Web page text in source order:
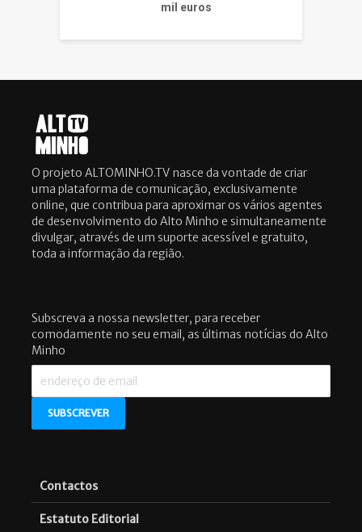
mil euros
O projeto ALTOMINHO.TV nasce da vontade de criar
uma plataforma de comunicação, exclusivamente
online, que contribua para aproximar os vários agentes
de desenvolvimento do Alto Minho e simultaneamente
divulgar, através de um suporte acessível e gratuito,
toda a informação da região.
Subscreva a nossa newsletter, para receber
comodamente no seu email, as últimas notícias do Alto
Minho
Contactos
Estatuto Editorial